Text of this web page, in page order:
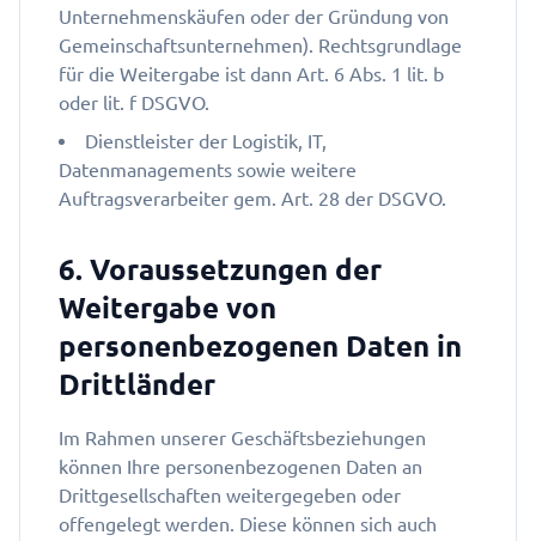
Unternehmenskäufen oder der Gründung von
Gemeinschaftsunternehmen). Rechtsgrundlage
für die Weitergabe ist dann Art. 6 Abs. 1 lit. b
oder lit. f DSGVO.
Dienstleister der Logistik, IT,
Datenmanagements sowie weitere
Auftragsverarbeiter gem. Art. 28 der DSGVO.
6. Voraussetzungen der
Weitergabe von
personenbezogenen Daten in
Drittländer
Im Rahmen unserer Geschäftsbeziehungen
können Ihre personenbezogenen Daten an
Drittgesellschaften weitergegeben oder
offengelegt werden. Diese können sich auch